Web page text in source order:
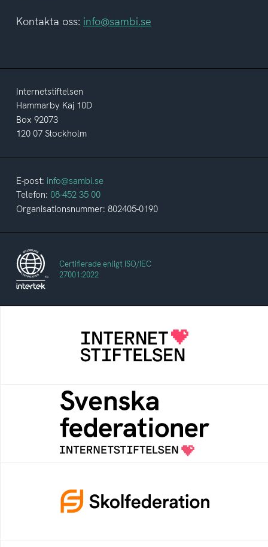
Kontakta oss: info@sambi.se
Internetstiftelsen
Hammarby Kaj 10D
Box 92073
120 07 Stockholm
E-post: info@sambi.se
Telefon: 08-452 35 00
Organisationsnummer: 802405-0190
Certifierade enligt ISO/IEC
27001:2022
Internetstiftelsen verkar för ett internet som
bidrar positivt till människan och samhället
Svenska federationer
Grunden för medlemskap i en sektors- eller
kontextspecifik federation
Ett medlemskap i Skolfederation förbättrar
inloggning och låter elever och lärare